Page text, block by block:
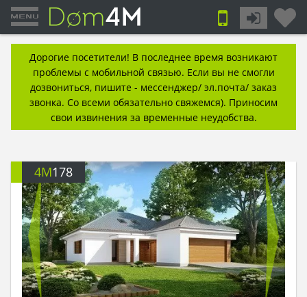
Дорогие посетители! В последнее время возникают
проблемы с мобильной связью. Если вы не смогли
дозвониться, пишите - мессенджер/ эл.почта/ заказ
звонка. Со всеми обязательно свяжемся). Приносим
свои извинения за временные неудобства.
4M178